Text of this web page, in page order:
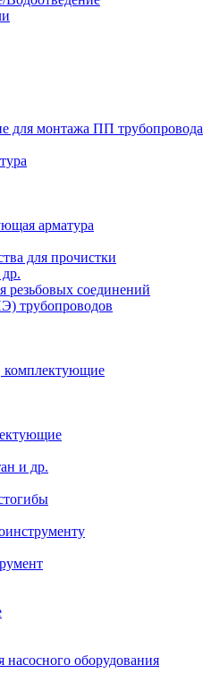
для монтажа ПП трубопровода
арматура
для прочистки
резьбовых соединений
трубопроводов
комплектующие
и др.
оборудования